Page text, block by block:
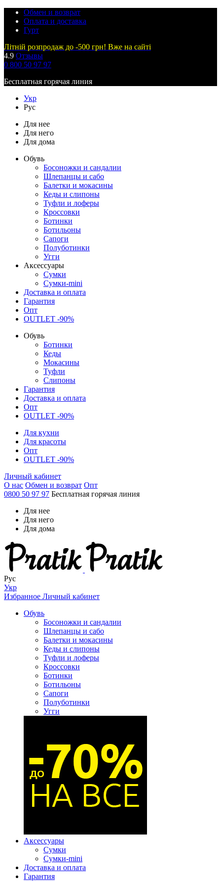
Обмен и возврат
Оплата и доставка
Гурт
Літній розпродаж до -500 грн! Вже на сайті
4.9 Отзывы
0 800 50 97 97
Бесплатная горячая линия
Укр
Рус
Для нее
Для него
Для дома
Обувь
Босоножки и сандалии
Шлепанцы и сабо
Балетки и мокасины
Кеды и слипоны
Туфли и лоферы
Кроссовки
Ботинки
Ботильоны
Сапоги
Полуботинки
Угги
Аксессуары
Сумки
Сумки-mini
Доставка и оплата
Гарантия
Опт
OUTLET -90%
Обувь
Ботинки
Кеды
Мокасины
Туфли
Слипоны
Гарантия
Доставка и оплата
Опт
OUTLET -90%
Для кухни
Для красоты
Опт
OUTLET -90%
Личный кабинет
О нас Обмен и возврат Опт
0800 50 97 97 Бесплатная горячая линия
Для нее
Для него
Для дома
Рус
Укр
Избранное Личный кабинет
Обувь
Босоножки и сандалии
Шлепанцы и сабо
Балетки и мокасины
Кеды и слипоны
Туфли и лоферы
Кроссовки
Ботинки
Ботильоны
Сапоги
Полуботинки
Угги
Аксессуары
Сумки
Сумки-mini
Доставка и оплата
Гарантия